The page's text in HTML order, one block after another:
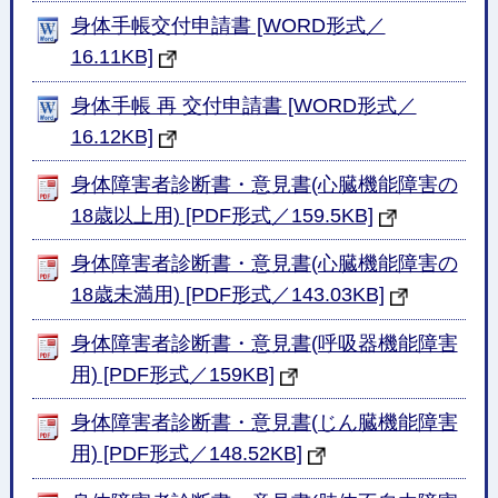
身体手帳交付申請書 [WORD形式／
16.11KB]
身体手帳 再 交付申請書 [WORD形式／
16.12KB]
身体障害者診断書・意見書(心臓機能障害の
18歳以上用) [PDF形式／159.5KB]
身体障害者診断書・意見書(心臓機能障害の
18歳未満用) [PDF形式／143.03KB]
身体障害者診断書・意見書(呼吸器機能障害
用) [PDF形式／159KB]
身体障害者診断書・意見書(じん臓機能障害
用) [PDF形式／148.52KB]